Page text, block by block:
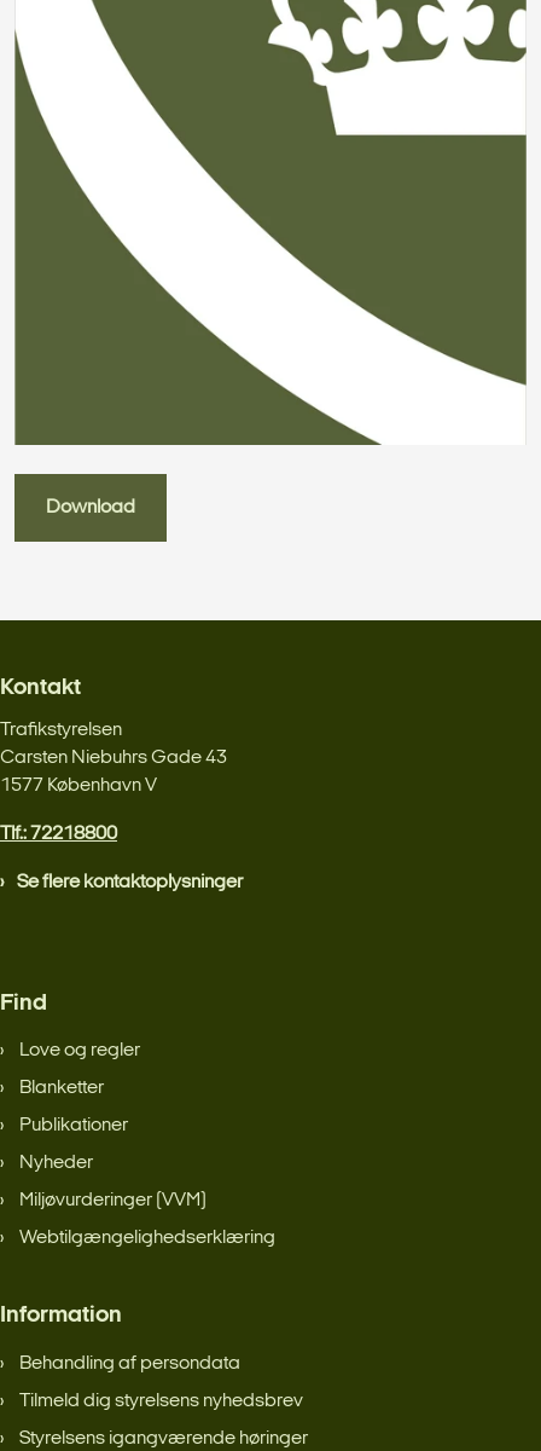
Download
Kontakt
Trafikstyrelsen
Carsten Niebuhrs Gade 43
1577 København V
Tlf.: 72218800
Se flere kontaktoplysninger
Find
Love og regler
Blanketter
Publikationer
Nyheder
Miljøvurderinger (VVM)
Webtilgængelighedserklæring
Information
Behandling af persondata
Tilmeld dig styrelsens nyhedsbrev
Styrelsens igangværende høringer